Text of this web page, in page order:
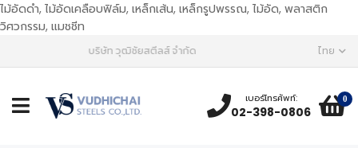
ไม้อัดดำ, ไม้อัดเคลือบฟิล์ม, เหล็กเส้น, เหล็กรูปพรรณ, ไม้อัด, พลาสติก
วิศวกรรม, แมชชีท
บริษัท วุฒิชัยสตีลส์ จำกัด ไทย
เบอร์โทรศัพท์:
02-398-0806
0